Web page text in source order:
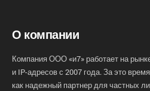
О компании
Компания ООО «и7» работает на
и IP-адресов с 2007 года. За это
как надежный партнер для частных